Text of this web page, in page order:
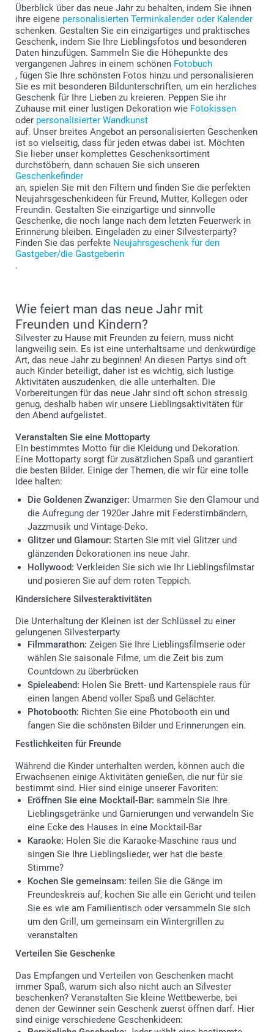
Überblick über das neue Jahr zu behalten, indem Sie ihnen
ihre eigene personalisierten Terminkalender oder Kalender
schenken. Gestalten Sie ein einzigartiges und praktisches
Geschenk, indem Sie Ihre Lieblingsfotos und besonderen
Daten hinzufügen. Sammeln Sie die Höhepunkte des
vergangenen Jahres in einem schönen Fotobuch
, fügen Sie Ihre schönsten Fotos hinzu und personalisieren
Sie es mit besonderen Bildunterschriften, um ein herzliches
Geschenk für Ihre Lieben zu kreieren. Peppen Sie ihr
Zuhause mit einer lustigen Dekoration wie Fotokissen
oder personalisierter Wandkunst
auf. Unser breites Angebot an personalisierten Geschenken
ist so vielseitig, dass für jeden etwas dabei ist. Möchten
Sie lieber unser komplettes Geschenksortiment
durchstöbern, dann schauen Sie sich unseren
Geschenkefinder
an, spielen Sie mit den Filtern und finden Sie die perfekten
Neujahrsgeschenkideen für Freund, Mutter, Kollegen oder
Freundin. Gestalten Sie einzigartige und sinnvolle
Geschenke, die noch lange nach dem letzten Feuerwerk in
Erinnerung bleiben. Eingeladen zu einer Silvesterparty?
Finden Sie das perfekte Neujahrsgeschenk für den
Gastgeber/die Gastgeberin
.
Wie feiert man das neue Jahr mit
Freunden und Kindern?
Silvester zu Hause mit Freunden zu feiern, muss nicht
langweilig sein. Es ist eine unterhaltsame und denkwürdige
Art, das neue Jahr zu beginnen! An diesen Partys sind oft
auch Kinder beteiligt, daher ist es wichtig, sich lustige
Aktivitäten auszudenken, die alle unterhalten. Die
Vorbereitungen für das neue Jahr sind oft schon stressig
genug, deshalb haben wir unsere Lieblingsaktivitäten für
den Abend aufgelistet.
Veranstalten Sie eine Mottoparty
Ein bestimmtes Motto für die Kleidung und Dekoration.
Eine Mottoparty sorgt für zusätzlichen Spaß und garantiert
die besten Bilder. Einige der Themen, die wir für eine tolle
Idee halten:
Die Goldenen Zwanziger: Umarmen Sie den Glamour und
die Aufregung der 1920er Jahre mit Federstirnbändern,
Jazzmusik und Vintage-Deko.
Glitzer und Glamour: Starten Sie mit viel Glitzer und
glänzenden Dekorationen ins neue Jahr.
Hollywood: Verkleiden Sie sich wie Ihr Lieblingsfilmstar
und posieren Sie auf dem roten Teppich.
Kindersichere Silvesteraktivitäten
Die Unterhaltung der Kleinen ist der Schlüssel zu einer
gelungenen Silvesterparty
Filmmarathon: Zeigen Sie Ihre Lieblingsfilmserie oder
wählen Sie saisonale Filme, um die Zeit bis zum
Countdown zu überbrücken
Spieleabend: Holen Sie Brett- und Kartenspiele raus für
einen langen Abend voller Spaß und Gelächter.
Photobooth: Richten Sie eine Photobooth ein und
fangen Sie die schönsten Bilder und Erinnerungen ein.
Festlichkeiten für Freunde
Während die Kinder unterhalten werden, können auch die
Erwachsenen einige Aktivitäten genießen, die nur für sie
bestimmt sind. Hier sind einige unserer Favoriten:
Eröffnen Sie eine Mocktail-Bar: sammeln Sie Ihre
Lieblingsgetränke und Garnierungen und verwandeln Sie
eine Ecke des Hauses in eine Mocktail-Bar
Karaoke: Holen Sie die Karaoke-Maschine raus und
singen Sie Ihre Lieblingslieder, wer hat die beste
Stimme?
Kochen Sie gemeinsam: teilen Sie die Gänge im
Freundeskreis auf, kochen Sie alle ein Gericht und teilen
Sie es wie am Familientisch oder versammeln Sie sich
um den Grill, um gemeinsam ein Wintergrillen zu
veranstalten
Verteilen Sie Geschenke
Das Empfangen und Verteilen von Geschenken macht
immer Spaß, warum sich also nicht auch an Silvester
beschenken? Veranstalten Sie kleine Wettbewerbe, bei
denen der Gewinner sein Geschenk zuerst öffnen darf. Hier
sind einige verschiedene Geschenkideen: